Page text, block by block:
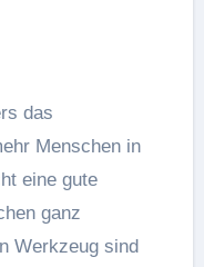
Menschen in
eine gute
ganz
Werkzeug sind